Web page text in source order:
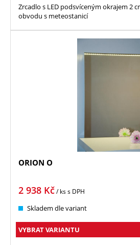
Zrcadlo s LED podsvíceným okrajem 2
obvodu s meteostanicí
ORION O
2 938 Kč/ kss DPH
Skladem dle variant
VYBRAT VARIANTU